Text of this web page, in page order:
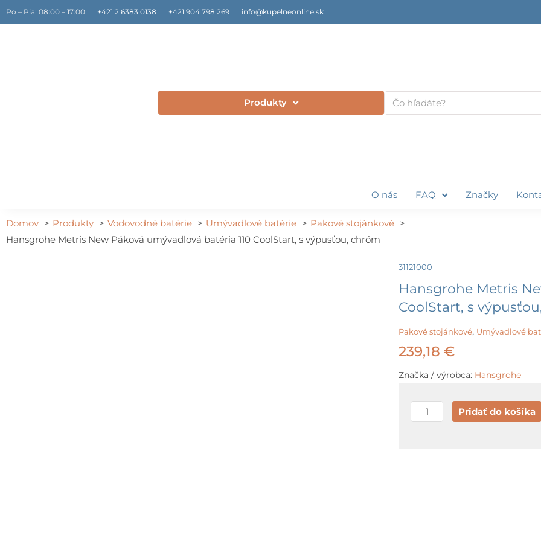
Preskočiť
na
Po – Pia: 08:00 – 17:00 +421 2 6383 0138 +421 904 798 269 info@kupelneonline.sk
Produkty Vyhľadať
O nás FAQ Značky
Domov Produkty Vodovodné batérie Umývadlové batérie
Pakové stojánkové
Hansgrohe Metris New Páková umývadlová batéria 110 CoolStart, s výpusťou, chróm
31121000
Hansgrohe Metris
CoolStart, s
Pakové stojánkové, Umývadlové
239,18 €
Značka / výrobca: Hansgrohe
množstvo
Hansgrohe
Pridať do košíka